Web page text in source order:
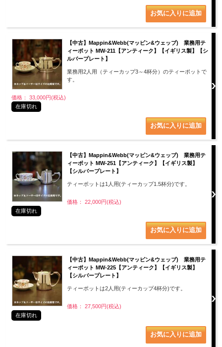
【中古】Mappin&Webb(マッピン&ウェッブ) 業務用テ
ィーポット MW-211【アンティーク】【イギリス製】【シ
ルバープレート】
業務用2人用（ティーカップ3～4杯分）のティーポットで
す。
価格： 33,000円(税込)
在庫切れ
【中古】Mappin&Webb(マッピン&ウェッブ) 業務用テ
ィーポット MW-251【アンティーク】【イギリス製】
【シルバープレート】
ティーポットは1人用(ティーカップ1.5杯分)です。
価格： 22,000円(税込)
在庫切れ
【中古】Mappin&Webb(マッピン&ウェッブ) 業務用テ
ィーポット MW-225【アンティーク】【イギリス製】
【シルバープレート】
ティーポットは2人用(ティーカップ4杯分)です。
価格： 27,500円(税込)
在庫切れ